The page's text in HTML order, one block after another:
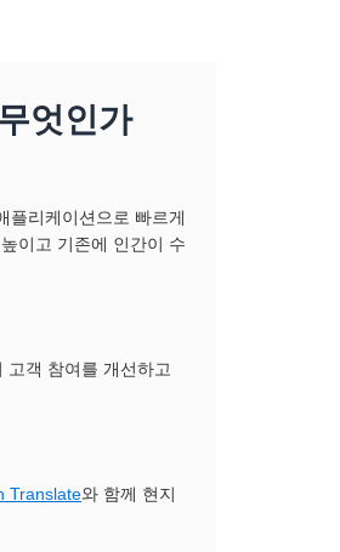
엇인가
플리케이션으로 빠르게
이고 기존에 인간이 수
객 참여를 개선하고
Translate와 함께 현지